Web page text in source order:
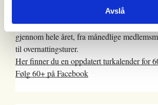
Avslå
60+ er Stavanger Turistforenings
gjeng med frivillige ildsjeler arrangerer
gjennom hele året, fra månedlige
til overnattingsturer.
Her finner du en oppdatert turkalender for
Følg 60+ på Facebook